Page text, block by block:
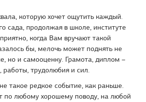
которую хочет ощутить каждый.
сада, продолжая в школе, институте
когда Вам вручают такой
бы, мелочь может поднять не
но и самооценку. Грамота, диплом –
работы, трудолюбия и сил.
такое редкое событие, как раньше.
по любому хорошему поводу, на любой